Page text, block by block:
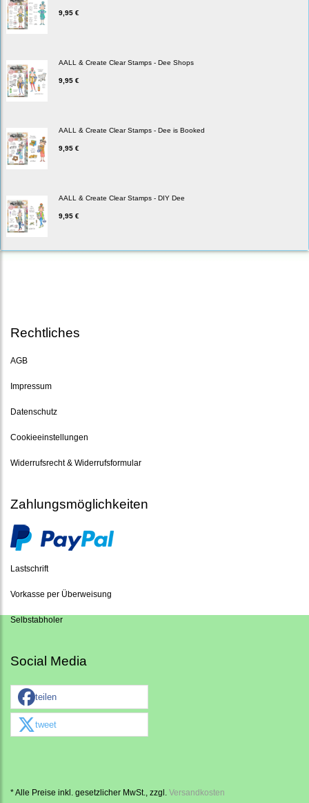
9,95 €
AALL & Create Clear Stamps - Dee Shops
9,95 €
AALL & Create Clear Stamps - Dee is Booked
9,95 €
AALL & Create Clear Stamps - DIY Dee
9,95 €
Rechtliches
AGB
Impressum
Datenschutz
Cookieeinstellungen
Widerrufsrecht & Widerrufsformular
Zahlungsmöglichkeiten
Lastschrift
Vorkasse per Überweisung
Selbstabholer
Social Media
teilen
tweet
* Alle Preise inkl. gesetzlicher MwSt., zzgl. Versandkosten